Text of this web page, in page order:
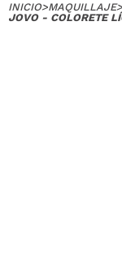
INICIO>MAQUILLAJE>
JOVO - COLORETE